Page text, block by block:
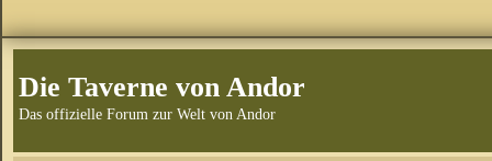
Die Taverne von Andor
Das offizielle Forum zur Welt von Andor